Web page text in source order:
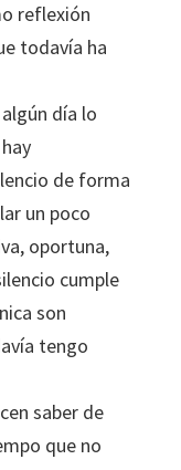
reflexión
todavía ha
día lo
de forma
un poco
oportuna,
cumple
son
tengo
saber de
que no